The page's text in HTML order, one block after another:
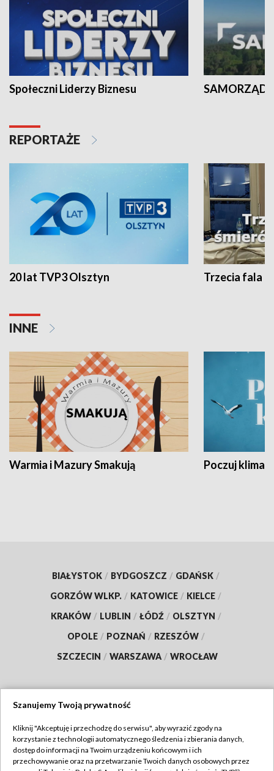
Społeczni Liderzy Biznesu SAMORZĄD
REPORTAŻE
20 lat TVP3 Olsztyn Trzecia fala -
INNE
Warmia i Mazury Smakują Poczuj klimat
BIAŁYSTOK / BYDGOSZCZ / GDAŃSK /
GORZÓW WLKP. / KATOWICE / KIELCE /
KRAKÓW / LUBLIN / ŁÓDŹ / OLSZTYN /
OPOLE / POZNAŃ / RZESZÓW /
SZCZECIN / WARSZAWA / WROCŁAW
TVP
Abonament TVP
Regulamin TVP
Szanujemy Twoją prywatność
Kliknij "Akceptuję i przechodzę do serwisu", aby wyrazić zgody na
korzystanie z technologii automatycznego śledzenia i zbierania danych,
dostęp do informacji na Twoim urządzeniu końcowym i ich
przechowywanie oraz na przetwarzanie Twoich danych osobowych przez